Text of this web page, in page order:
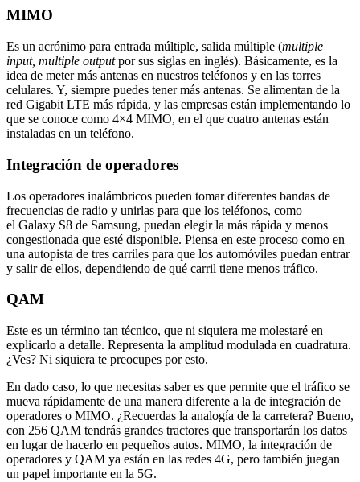
MIMO
Es un acrónimo para entrada múltiple, salida múltiple (multiple
input, multiple outputpor sus siglas en inglés). Básicamente, es la
idea de meter más antenas en nuestros teléfonos y en las torres
celulares. Y, siempre puedes tener más antenas. Se alimentan de la
red Gigabit LTE más rápida, y las empresas están implementando lo
que se conoce como 4×4 MIMO, en el que cuatro antenas están
instaladas en un teléfono.
Integración de operadores
Los operadores inalámbricos pueden tomar diferentes bandas de
frecuencias de radio y unirlas para que los teléfonos, como
el Galaxy S8 de Samsung, puedan elegir la más rápida y menos
congestionada que esté disponible. Piensa en este proceso como en
una autopista de tres carriles para que los automóviles puedan entrar
y salir de ellos, dependiendo de qué carril tiene menos tráfico.
QAM
Este es un término tan técnico, que ni siquiera me molestaré en
explicarlo a detalle. Representa la amplitud modulada en cuadratura.
¿Ves? Ni siquiera te preocupes por esto.
En dado caso, lo que necesitas saber es que permite que el tráfico se
mueva rápidamente de una manera diferente a la de integración de
operadores o MIMO. ¿Recuerdas la analogía de la carretera? Bueno,
con 256 QAM tendrás grandes tractores que transportarán los datos
en lugar de hacerlo en pequeños autos. MIMO, la integración de
operadores y QAM ya están en las redes 4G, pero también juegan
un papel importante en la 5G.